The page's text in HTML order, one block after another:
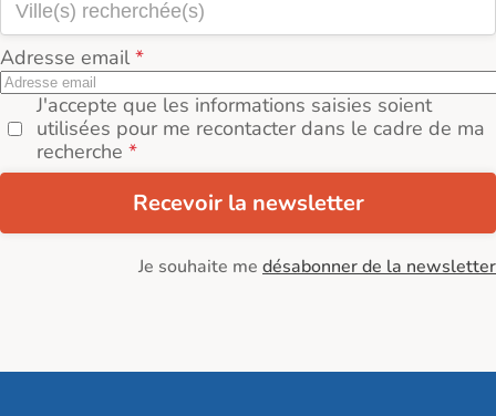
Adresse email
J'accepte que les informations saisies soient
utilisées pour me recontacter dans le cadre de ma
recherche
Recevoir la newsletter
Je souhaite me désabonner de la newsletter